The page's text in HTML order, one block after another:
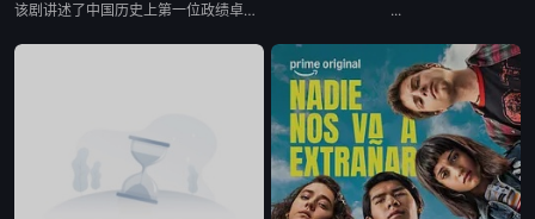
该剧讲述了中国历史上第一位政绩卓著的女改革家——北魏冯太后充满传奇色彩的一生。 故事发生在南北朝时期，北方地区的北魏王朝正值太武帝当政。太平真君十年，太武帝颁诏，命大将军冯邈带兵征讨柔然。大臣乙浑以冯邈是降将为由极力反对，左昭仪冯姑出面力挺大将军冯邈，太武帝最终决定仍由冯邈带兵出征。冯邈战败投降，大为震怒的太武帝派乙浑诛杀冯家老小，冯姑的哥哥冯朗也被赐死，冯朗的儿子冯熙因为逃到羌族部落，性命得以保全。冯朗的女儿冯淑仪几经波折，最终以戴罪之身进入皇宫做了一个小奴婢。 少年冯淑仪聪慧机敏，后来成为了少年皇子拓跋浚的伴读。公元452年，年仅13岁的拓跋浚称帝，成为历史上的文成帝。冯淑仪被选为贵人，并最终成为母仪天下的皇后。柔然进犯北魏，文成帝提出比武选将，冯皇后借机召回躲藏在羌族部落的哥哥冯熙。在比武大会上，女扮男装、替父从军的花木兰和冯熙脱颖而出，最终冯熙被任命为先锋，他率部与柔然军队交战，大获全胜，冯家兄妹终于洗刷掉了冯家的耻辱。文成帝打算兴建云岗石窟，得到冯皇后支持的昙曜最终领命开凿佛窟。 文成帝驾崩，火祭之时，冯皇后纵身火海，幸被侍官李弈救出。在众臣的帮助下，冯太后一举铲除了阴谋篡权的乙浑。少年献文帝继位后，冯皇后被尊为冯太后，首次临朝称制。献文帝长大成人，冯太后还政于朝，开始全心教导太子拓跋宏。公元471年，5岁的孝文帝拓跋宏登基，公元476年，冯太后二次临朝称制。冯太后是一位开明的政治家，她鼓励孝文帝矢志改革，富国强兵。在冯皇后的引导和全力支持下，孝文帝颁布实施了《三长制》和《均田制》。在这些改革措施的激励下，北魏王朝国力日渐强大，经济和文化都有了空前的发展。 ...